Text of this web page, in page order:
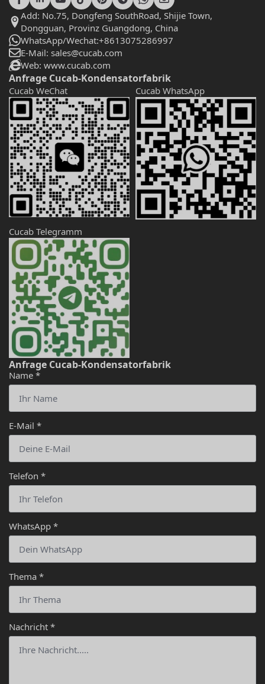
Add: No.75, Dongfeng SouthRoad, Shijie Town,
Dongguan, Provinz Guangdong, China
WhatsApp/Wechat:+8613075286997
E-Mail: sales@cucab.com
Web: www.cucab.com
Anfrage Cucab-Kondensatorfabrik
Cucab WeChat Cucab WhatsApp
Cucab Telegramm
Anfrage Cucab-Kondensatorfabrik
Name *
E-Mail *
Telefon *
WhatsApp *
Thema *
Nachricht *